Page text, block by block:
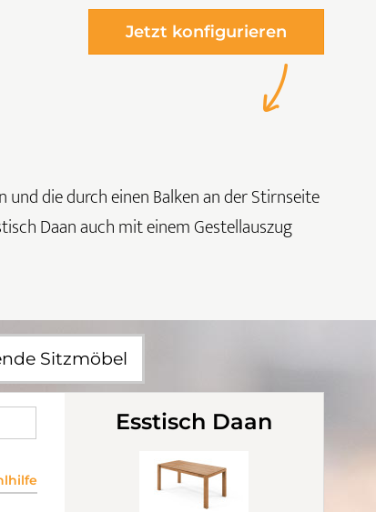
Jetzt konfigurieren
und die durch einen Balken an der Stirnseite
Daan auch mit einem Gestellauszug
Sitzmöbel
Esstisch Daan